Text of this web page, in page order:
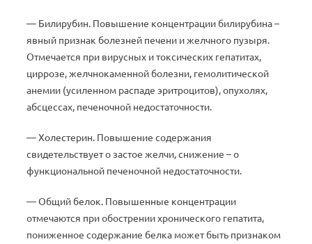
— Билирубин. Повышение концентрации билирубина –
явный признак болезней печени и желчного пузыря.
Отмечается при вирусных и токсических гепатитах,
циррозе, желчнокаменной болезни, гемолитической
анемии (усиленном распаде эритроцитов), опухолях,
абсцессах, печеночной недостаточности.
— Холестерин. Повышение содержания
свидетельствует о застое желчи, снижение – о
функциональной печеночной недостаточности.
— Общий белок. Повышенные концентрации
отмечаются при обострении хронического гепатита,
пониженное содержание белка может быть признаком